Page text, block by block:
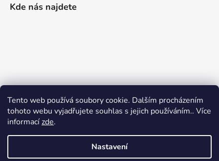
Tento web používá soubory cookie. Dalším procházením
tohoto webu vyjadřujete souhlas s jejich používáním.. Více
informacízde.
Nastavení
Kde nás najdete